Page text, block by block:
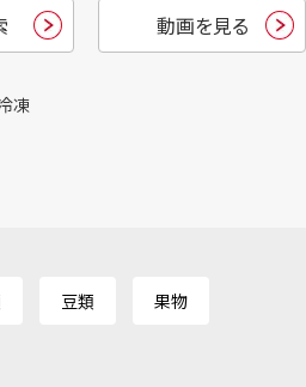
動画を見る
凍
豆類 果物